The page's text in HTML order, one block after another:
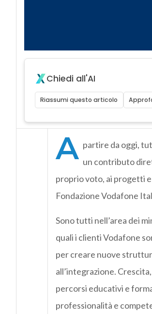
Chiedi all'AI
Riassumi questo articolo
A partire da oggi,
un contributo
proprio voto, ai progetti
Fondazione Vodafone
Sono tutti nell’area dei
quali i clienti Vodafone
per creare nuove
all’integrazione.
percorsi educativi e
professionalità e